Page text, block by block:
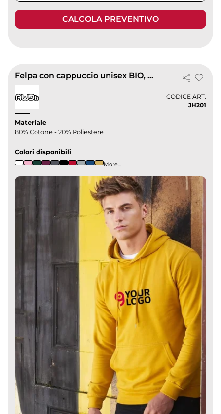
CALCOLA PREVENTIVO
Felpa con cappuccio unisex BIO, double layer, Regular
CODICE ART.
JH201
Materiale
80% Cotone - 20% Poliestere
Colori disponibili
More...